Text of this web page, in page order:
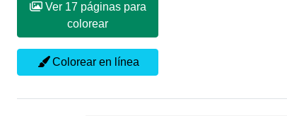
Ver 17 páginas para
colorear
Colorear en línea